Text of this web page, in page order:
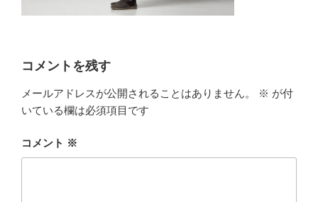
コメントを残す
メールアドレスが公開されることはありません。 ※ が付
いている欄は必須項目です
コメント ※